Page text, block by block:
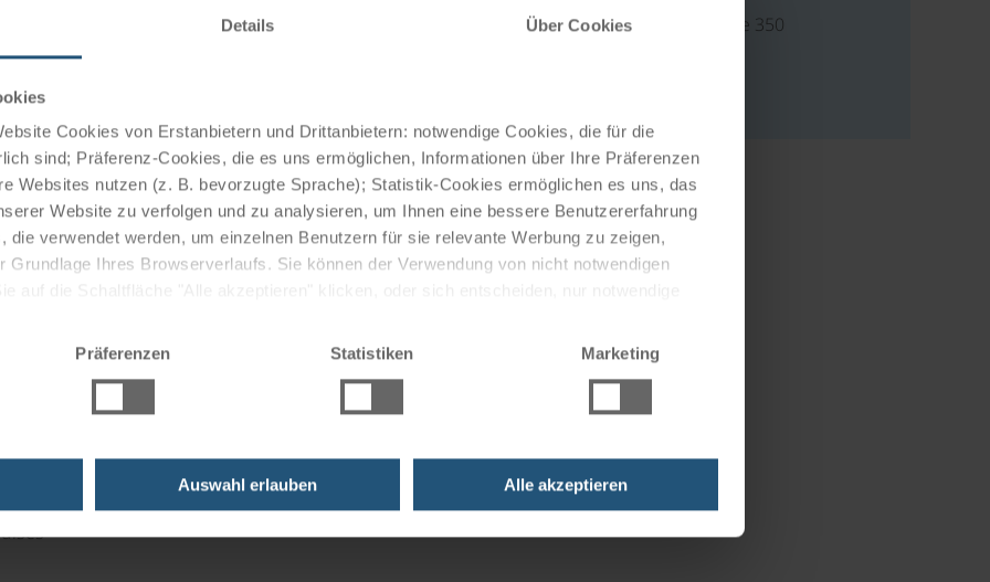
Details Über Cookies
Cookies von Erstanbietern und Drittanbietern: notwendige Cookies, die für die
sind; Präferenz-Cookies, die es uns ermöglichen, Informationen über Ihre Präferenzen
Websites nutzen (z. B. bevorzugte Sprache); Statistik-Cookies ermöglichen es uns, das
Website zu verfolgen und zu analysieren, um Ihnen eine bessere Benutzererfahrung
die verwendet werden, um einzelnen Benutzern für sie relevante Werbung zu zeigen,
Grundlage Ihres Browserverlaufs. Sie können der Verwendung von nicht notwendigen
Präferenzen Statistiken Marketing
Auswahl erlauben Alle akzeptieren
family-owned for six generations – offers Westphalian
well as international cuisine, including very good
Excellent service complements the culinary delights of
recreational area, which means that you have
to cycling.
Gildehauser Straße 350